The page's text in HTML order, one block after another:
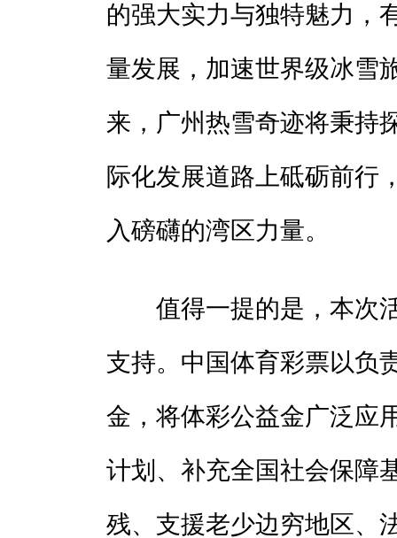
的强大实力与独特魅力，
量发展，加速世界级冰雪
来，广州热雪奇迹将秉持
际化发展道路上砥砺前行
入磅礴的湾区力量。
值得一提的是，本次活
支持。中国体育彩票以负
金，将体彩公益金广泛应
计划、补充全国社会保障
残、支援老少边穷地区、